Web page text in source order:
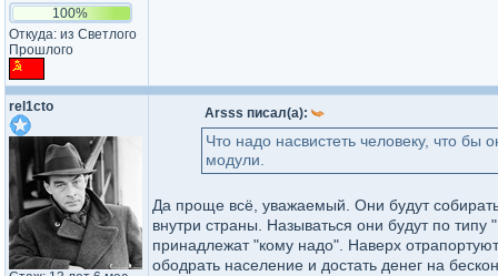
100%
Откуда: из Светлого
Прошлого
rel1cto Arsss писал(а):
Что надо насвистеть человеку, что бы
модули.
Да проще всё, уважаемый. Они будут
внутри страны. Называться они будут по
принадлежат "кому надо". Наверх
ободрать население и достать денег на